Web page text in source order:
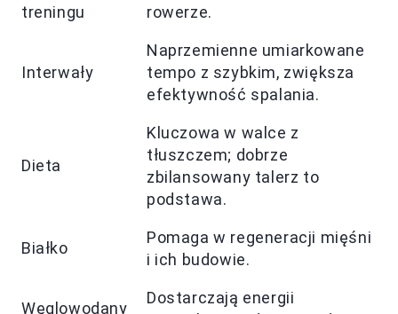
treningu
rowerze.
Interwały
Naprzemienne umiarkowane
tempo z szybkim, zwiększa
efektywność spalania.
Dieta
Kluczowa w walce z
tłuszczem; dobrze
zbilansowany talerz to
podstawa.
Białko
Pomaga w regeneracji mięśni
i ich budowie.
Węglowodany
Dostarczają energii